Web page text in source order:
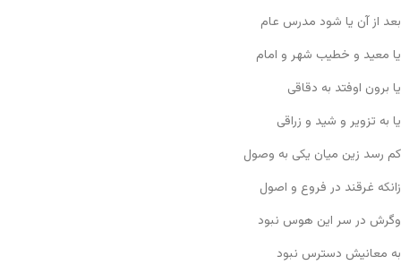
بعد از آن یا شود مدرس عام
یا معید و خطیب شهر و امام
یا برون اوفتد به دقاقی
یا به تزویر و شید و زراقی
کم رسد زین میان یکی به وصول
زانکه غرقند در فروع و اصول
وگرش در سر این هوس نبود
به معانیش دسترس نبود